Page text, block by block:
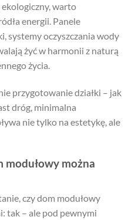
warto
energii. Panele
systemy oczyszczania wody
żyć w harmonii z naturą
życia.
przygotowanie działki – jak
dróg, minimalna
nie tylko na estetykę, ale
modułowy można
czy dom modułowy
tak – ale pod pewnymi